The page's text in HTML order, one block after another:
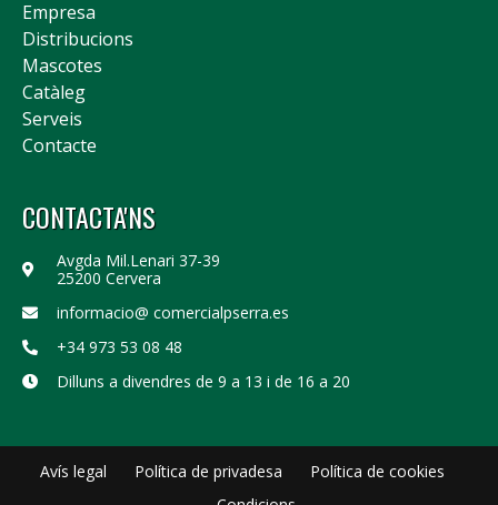
Empresa
Distribucions
Mascotes
Catàleg
Serveis
Contacte
CONTACTA'NS
Avgda Mil.Lenari 37-39
25200 Cervera
informacio@ comercialpserra.es
+34 973 53 08 48
Dilluns a divendres de 9 a 13 i de 16 a 20
Avís legal Política de privadesa
Política de cookies